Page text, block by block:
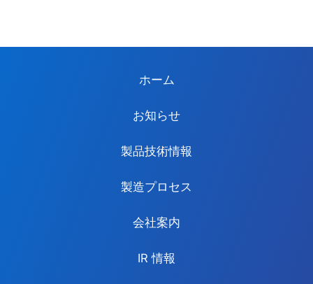
ホーム
お知らせ
製品技術情報
製造プロセス
会社案内
IR 情報